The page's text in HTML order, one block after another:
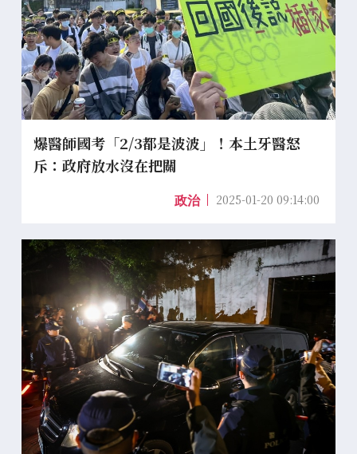
爆醫師國考「2/3都是波波」！本土牙醫怒
斥：政府放水沒在把關
政治 2025-01-20 09:14:00